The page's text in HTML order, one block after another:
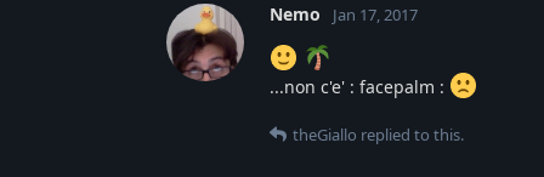
Nemo Jan 17, 2017
...non c'e' : facepalm :
theGiallo replied to this.